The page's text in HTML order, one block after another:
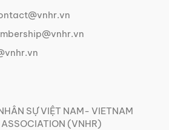
SỰ VIỆT NAM- VIETNAM
(VNHR)